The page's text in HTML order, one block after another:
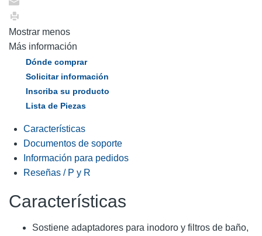
Mostrar menos
Más información
Dónde comprar
Solicitar información
Inscriba su producto
Lista de Piezas
Características
Documentos de soporte
Información para pedidos
Reseñas / P y R
Características
Sostiene adaptadores para inodoro y filtros de baño,